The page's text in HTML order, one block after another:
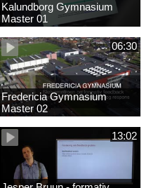
Kalundborg Gymnasium
Master 01
06:30
Fredericia Gymnasium
Master 02
13:02